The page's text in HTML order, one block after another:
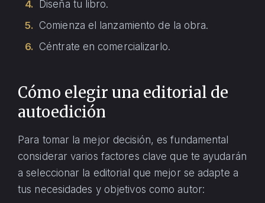
Diseña tu libro.
Comienza el lanzamiento de la obra.
Céntrate en comercializarlo.
Cómo elegir una editorial de
autoedición
Para tomar la mejor decisión, es fundamental
considerar varios factores clave que te ayudarán
a seleccionar la editorial que mejor se adapte a
tus necesidades y objetivos como autor: